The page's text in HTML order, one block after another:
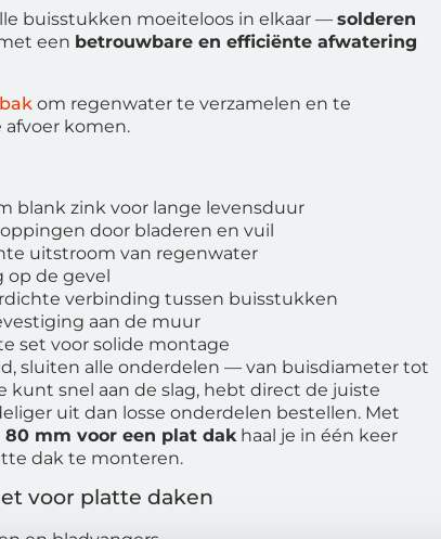
buisstukken moeiteloos in elkaar — solderen
een betrouwbare en efficiënte afwatering
om regenwater te verzamelen en te
komen.
blank zink voor lange levensduur
door bladeren en vuil
uitstroom van regenwater
op de gevel
verbinding tussen buisstukken
aan de muur
set voor solide montage
sluiten alle onderdelen — van buisdiameter tot
kunt snel aan de slag, hebt direct de juiste
uit dan losse onderdelen bestellen. Met
mm voor een plat dakhaal je in één keer
dak te monteren.
voor platte daken